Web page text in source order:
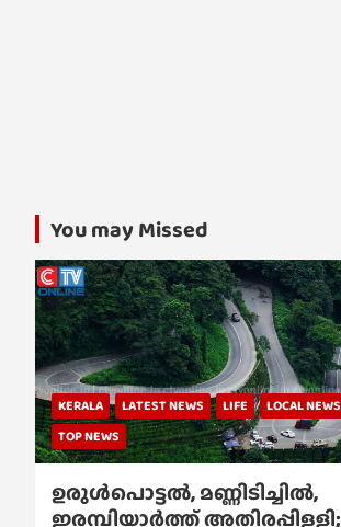
You may Missed
KERALA LATEST NEWS LIFE
LOCAL NEWS
TOP NEWS
ഉരുൾപൊട്ടൽ, മണ്ണിടിച്ചിൽ,
ഇരമ്പിയാര്‍ത്ത് അതിരപ്പിള്ളി;